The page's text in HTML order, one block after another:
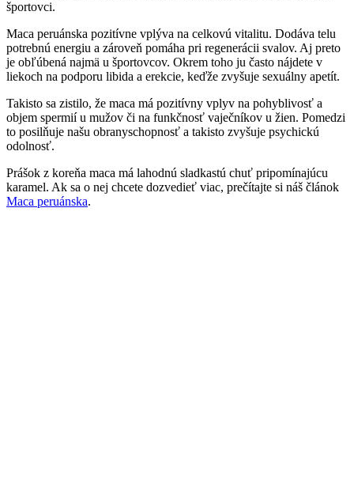
športovci.
Maca peruánska pozitívne vplýva na celkovú vitalitu. Dodáva telu
potrebnú energiu a zároveň pomáha pri regenerácii svalov. Aj preto
je obľúbená najmä u športovcov. Okrem toho ju často nájdete v
liekoch na podporu libida a erekcie, keďže zvyšuje sexuálny apetít.
Takisto sa zistilo, že maca má pozitívny vplyv na pohyblivosť a
objem spermií u mužov či na funkčnosť vaječníkov u žien. Pomedzi
to posilňuje našu obranyschopnosť a takisto zvyšuje psychickú
odolnosť.
Prášok z koreňa maca má lahodnú sladkastú chuť pripomínajúcu
karamel. Ak sa o nej chcete dozvedieť viac, prečítajte si náš článok
Maca peruánska.